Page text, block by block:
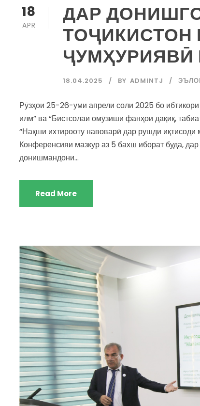
18
APR
ДАР
ҶУМҲУРИЯВӢ
18.04.2025 BY ADMINTJ
Рӯзҳои 25-26-уми апрели соли 2025 бо
илм” ва “Бистсолаи омӯзиши фанҳои дақиқ,
“Нақши ихтирооту навоварӣ дар рушди
Конференсияи мазкур аз 5 бахш иборат буда,
донишмандони...
Read More